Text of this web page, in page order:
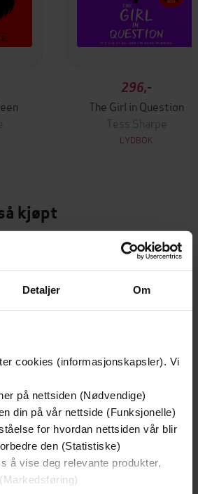
Detaljer Om
cookies (informasjonskapsler). Vi
på nettsiden (Nødvendige)
din på vår nettside (Funksjonelle)
for hvordan nettsiden vår blir
den (Statistiske)
å vise deg relevante produkter,
296,-
The Girl in Question
Tess Sharpe
LYDBOK
kjøpt
Premium
Første gang på tilbud
349,-